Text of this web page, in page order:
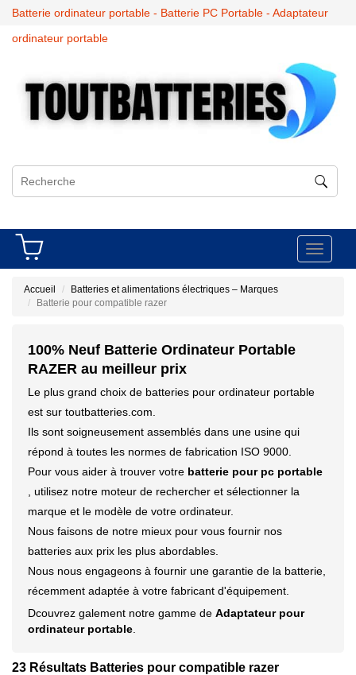
Batterie ordinateur portable - Batterie PC Portable - Adaptateur
ordinateur portable
Toggle
Accueil
Batteries et alimentations électriques – Marques
Batterie pour compatible razer
100% Neuf Batterie Ordinateur Portable
RAZER au meilleur prix
Le plus grand choix de batteries pour ordinateur portable
est sur toutbatteries.com.
Ils sont soigneusement assemblés dans une usine qui
répond à toutes les normes de fabrication ISO 9000.
Pour vous aider à trouver votre batterie pour pc portable
, utilisez notre moteur de rechercher et sélectionner la
marque et le modèle de votre ordinateur.
Nous faisons de notre mieux pour vous fournir nos
batteries aux prix les plus abordables.
Nous nous engageons à fournir une garantie de la batterie,
récemment adaptée à votre fabricant d'équipement.
Dcouvrez galement notre gamme de Adaptateur pour
ordinateur portable
23 Résultats Batteries pour compatible razer